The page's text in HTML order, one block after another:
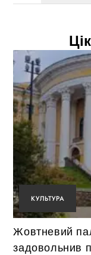
КУЛЬТУРА
Жовтневий
задовольнив